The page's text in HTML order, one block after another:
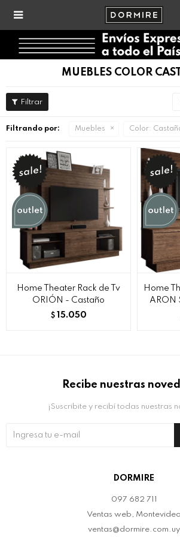

MUEBLES COLOR
Filtrando por: Muebles Color:
Home Theater Rack de Tv
ORIÓN - Castaño
$ 15.050
Home
ARON
DORMIRE
097 682 711
Ventas web, Montevideo
ventas@dormire.com.uy
Recibe nuestras
¡Suscribite y recibí todas nuestras